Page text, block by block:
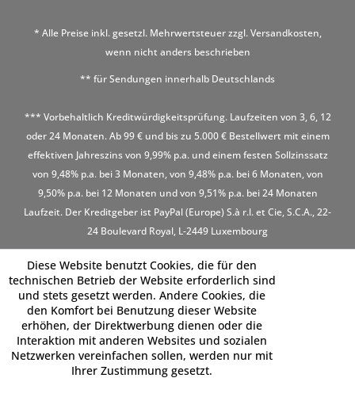
* Alle Preise inkl. gesetzl. Mehrwertsteuer zzgl.Versandkosten,
wenn nicht anders beschrieben
** für Sendungen innerhalb Deutschlands
*** Vorbehaltlich Kreditwürdigkeitsprüfung. Laufzeiten von 3, 6, 12
oder 24 Monaten. Ab 99 € und bis zu 5.000 € Bestellwert mit einem
effektiven Jahreszins von 9,99% p.a. und einem festen Sollzinssatz
von 9,48% p.a. bei 3 Monaten, von 9,48% p.a. bei 6 Monaten, von
9,50% p.a. bei 12 Monaten und von 9,51% p.a. bei 24 Monaten
Laufzeit. Der Kreditgeber ist PayPal (Europe) S.à r.l. et Cie, S.C.A., 22-
24 Boulevard Royal, L-2449 Luxembourg
Diese Website benutzt Cookies, die für den
technischen Betrieb der Website erforderlich sind
und stets gesetzt werden. Andere Cookies, die
den Komfort bei Benutzung dieser Website
erhöhen, der Direktwerbung dienen oder die
Interaktion mit anderen Websites und sozialen
Netzwerken vereinfachen sollen, werden nur mit
Ihrer Zustimmung gesetzt.